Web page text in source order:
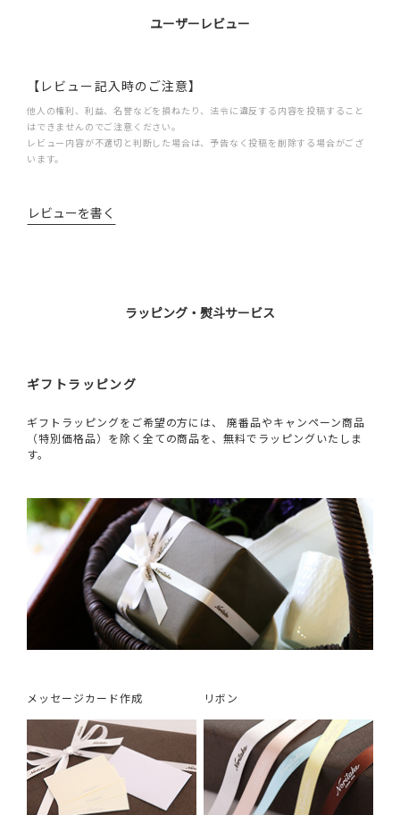
ユーザーレビュー
【レビュー記入時のご注意】
他人の権利、利益、名誉などを損ねたり、法令に違反する内容を投稿すること
はできませんのでご注意ください。
レビュー内容が不適切と判断した場合は、予告なく投稿を削除する場合がござ
います。
レビューを書く
ラッピング・熨斗サービス
ギフトラッピング
ギフトラッピングをご希望の方には、 廃番品やキャンペーン商品
（特別価格品）を除く全ての商品を、無料でラッピングいたしま
す。
メッセージカード作成 リボン